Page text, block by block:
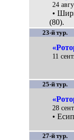
24
•
(80).
23-й тур.
11
25-й тур.
28
•
27-й тур.